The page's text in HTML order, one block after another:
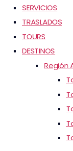
SERVICIOS
TRASLADOS
TOURS
DESTINOS
Región